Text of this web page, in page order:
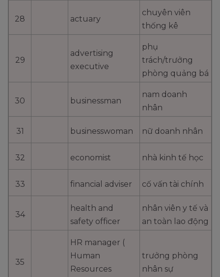
28 actuary
chuyên viên
thống kê
29
advertising
executive
phụ
trách/trưởng
phòng quảng bá
30 businessman
nam doanh
nhân
31 businesswoman nữ doanh nhân
32 economist nhà kinh tế học
33 financial adviser cố vấn tài chính
34
health and
safety officer
nhân viên y tế và
an toàn lao động
35
HR manager (
Human
Resources
trưởng phòng
nhân sự